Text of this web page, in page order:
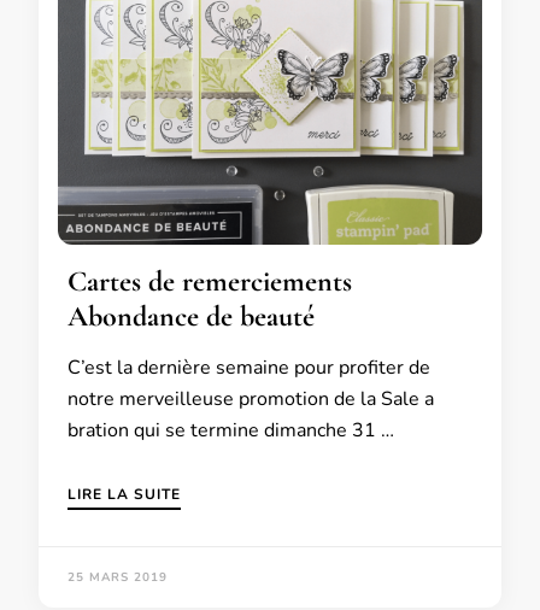
Cartes de remerciements
Abondance de beauté
C’est la dernière semaine pour profiter de
notre merveilleuse promotion de la Sale a
bration qui se termine dimanche 31 …
LIRE LA SUITE
25 MARS 2019